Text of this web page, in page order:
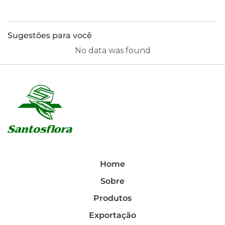
Sugestões para você
No data was found
Home
Sobre
Produtos
Exportação